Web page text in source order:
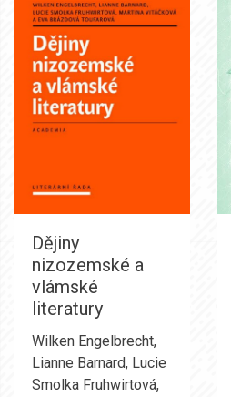
Dějiny
nizozemské a
vlámské
literatury
Wilken Engelbrecht,
Lianne Barnard, Lucie
Smolka Fruhwirtová,